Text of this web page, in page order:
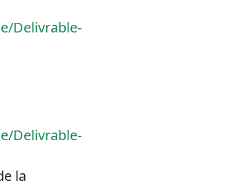
Delivrable-
Delivrable-
la